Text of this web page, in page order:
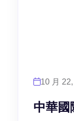
10 月
中華國